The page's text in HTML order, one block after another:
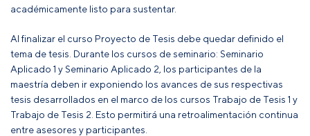
académicamente listo para sustentar.
Al finalizar el curso Proyecto de Tesis debe quedar definido el
tema de tesis. Durante los cursos de seminario: Seminario
Aplicado 1 y Seminario Aplicado 2, los participantes de la
maestría deben ir exponiendo los avances de sus respectivas
tesis desarrollados en el marco de los cursos Trabajo de Tesis 1 y
Trabajo de Tesis 2. Esto permitirá una retroalimentación continua
entre asesores y participantes.